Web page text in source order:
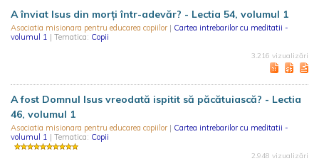
A înviat Isus din morţi într-adevăr? - Lectia 54, volumul 1
Asociatia misionara pentru educarea copiilor | Cartea intrebarilor cu meditatii -
volumul 1 | Tematica: Copii
3.216 vizualizări
A fost Domnul Isus vreodată ispitit să păcătuiască? - Lectia
46, volumul 1
Asociatia misionara pentru educarea copiilor | Cartea intrebarilor cu meditatii -
volumul 1 | Tematica: Copii
2.948 vizualizări